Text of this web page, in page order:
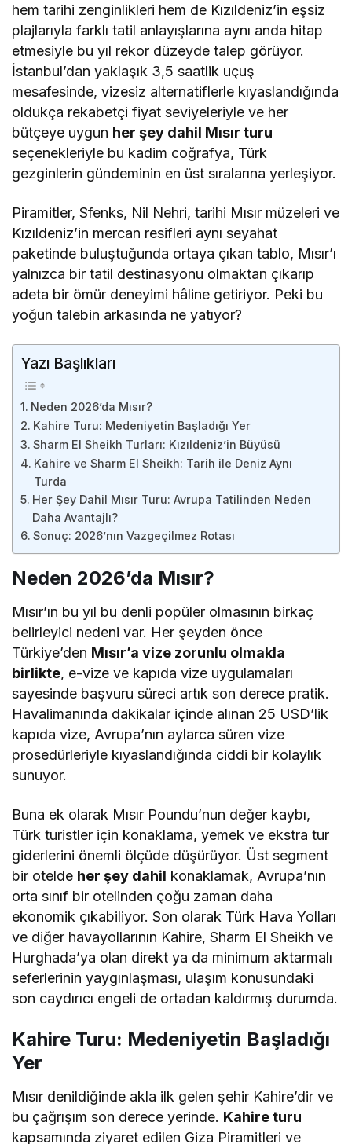
hem tarihi zenginlikleri hem de Kızıldeniz’in eşsiz
plajlarıyla farklı tatil anlayışlarına aynı anda hitap
etmesiyle bu yıl rekor düzeyde talep görüyor.
İstanbul’dan yaklaşık 3,5 saatlik uçuş
mesafesinde, vizesiz alternatiflerle kıyaslandığında
oldukça rekabetçi fiyat seviyeleriyle ve her
bütçeye uygun her şey dahil Mısır turu
seçenekleriyle bu kadim coğrafya, Türk
gezginlerin gündeminin en üst sıralarına yerleşiyor.
Piramitler, Sfenks, Nil Nehri, tarihi Mısır müzeleri ve
Kızıldeniz’in mercan resifleri aynı seyahat
paketinde buluştuğunda ortaya çıkan tablo, Mısır’ı
yalnızca bir tatil destinasyonu olmaktan çıkarıp
adeta bir ömür deneyimi hâline getiriyor. Peki bu
yoğun talebin arkasında ne yatıyor?
Yazı Başlıkları
Neden 2026’da Mısır?
Kahire Turu: Medeniyetin Başladığı Yer
Sharm El Sheikh Turları: Kızıldeniz’in Büyüsü
Kahire ve Sharm El Sheikh: Tarih ile Deniz Aynı
Turda
Her Şey Dahil Mısır Turu: Avrupa Tatilinden Neden
Daha Avantajlı?
Sonuç: 2026’nın Vazgeçilmez Rotası
Neden 2026’da Mısır?
Mısır’ın bu yıl bu denli popüler olmasının birkaç
belirleyici nedeni var. Her şeyden önce
Türkiye’den Mısır’a vize zorunlu olmakla
birlikte, e-vize ve kapıda vize uygulamaları
sayesinde başvuru süreci artık son derece pratik.
Havalimanında dakikalar içinde alınan 25 USD’lik
kapıda vize, Avrupa’nın aylarca süren vize
prosedürleriyle kıyaslandığında ciddi bir kolaylık
sunuyor.
Buna ek olarak Mısır Poundu’nun değer kaybı,
Türk turistler için konaklama, yemek ve ekstra tur
giderlerini önemli ölçüde düşürüyor. Üst segment
bir otelde her şey dahil konaklamak, Avrupa’nın
orta sınıf bir otelinden çoğu zaman daha
ekonomik çıkabiliyor. Son olarak Türk Hava Yolları
ve diğer havayollarının Kahire, Sharm El Sheikh ve
Hurghada’ya olan direkt ya da minimum aktarmalı
seferlerinin yaygınlaşması, ulaşım konusundaki
son caydırıcı engeli de ortadan kaldırmış durumda.
Kahire Turu: Medeniyetin Başladığı
Yer
Mısır denildiğinde akla ilk gelen şehir Kahire’dir ve
bu çağrışım son derece yerinde. Kahire turu
kapsamında ziyaret edilen Giza Piramitleri ve